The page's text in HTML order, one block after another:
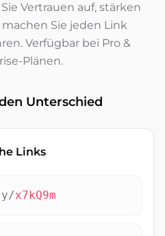
Vertrauen auf, stärken
Sie jeden Link
Verfügbar bei Pro &
Plänen.
Unterschied
Links
x7kQ9m